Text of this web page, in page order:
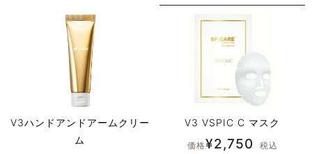
V3ハンドアンドアームクリー
ム
V3 VSPIC C マスク
価格¥2,750 税込